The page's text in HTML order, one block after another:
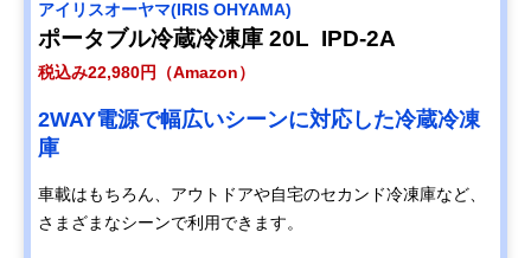
アイリスオーヤマ(IRIS OHYAMA)
ポータブル冷蔵冷凍庫 20L IPD-2A
税込み22,980円（Amazon）
2WAY電源で幅広いシーンに対応した冷蔵冷凍
庫
車載はもちろん、アウトドアや自宅のセカンド冷凍庫など、
さまざまなシーンで利用できます。